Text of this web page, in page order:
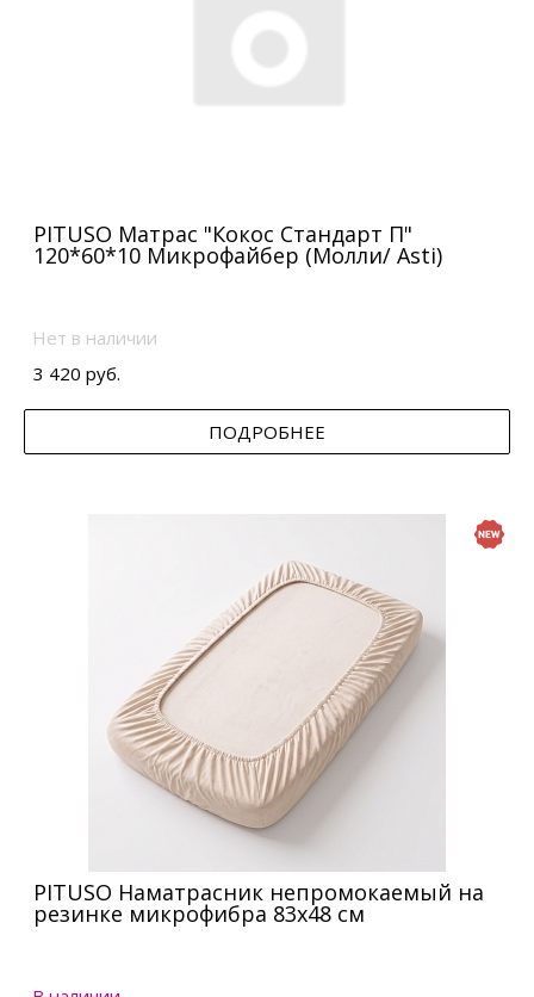
PITUSO Матрас "Кокос Стандарт П"
120*60*10 Микрофайбер (Молли/ Asti)
Нет в наличии
3 420 руб.
ПОДРОБНЕЕ
PITUSO Наматрасник непромокаемый на
резинке микрофибра 83х48 см